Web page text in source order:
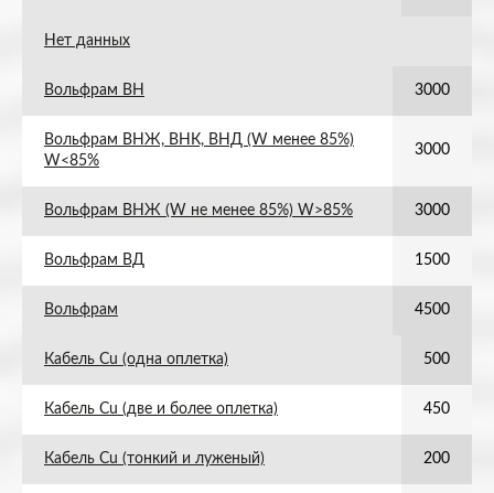
Нет данных
Вольфрам ВН 3000
Вольфрам ВНЖ, ВНК, ВНД (W менее 85%)
W<85%
3000
Вольфрам ВНЖ (W не менее 85%) W>85% 3000
Вольфрам ВД 1500
Вольфрам 4500
Кабель Cu (одна оплетка) 500
Кабель Cu (две и более оплетка) 450
Кабель Cu (тонкий и луженый) 200